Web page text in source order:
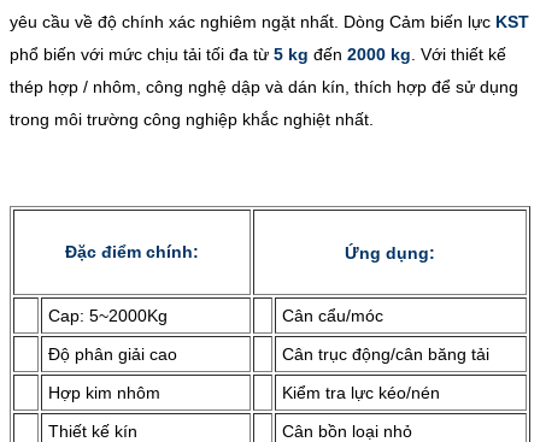
yêu cầu về độ chính xác nghiêm ngặt nhất. Dòng Cảm biến lực KST
phổ biến với mức chịu tải tối đa từ 5 kg đến 2000 kg . Với thiết kế
thép hợp / nhôm, công nghệ dập và dán kín, thích hợp để sử dụng
trong môi trường công nghiệp khắc nghiệt nhất.
Đặc điểm chính: Ứng dụng:
Cap: 5~2000Kg
Cân cẩu/móc
Độ phân giải cao
Cân trục động/cân băng tải
Hợp kim nhôm
Kiểm tra lực kéo/nén
Thiết kế kín
Cân bồn loại nhỏ